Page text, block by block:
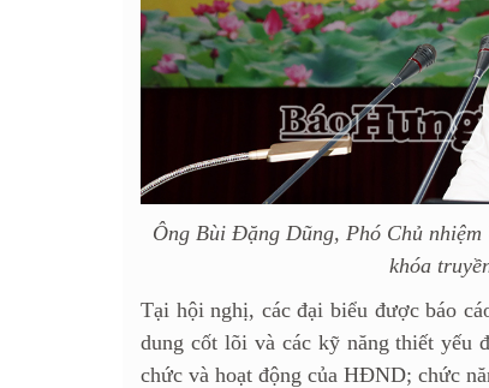
Ông Bùi Đặng Dũng, Phó Chủ
khóa
Tại hội nghị, các đại biểu được báo
dung cốt lõi và các kỹ năng thiết
chức và hoạt động của HĐND; chức